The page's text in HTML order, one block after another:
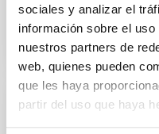
sociales y analizar el
información sobre el
nuestros partners de
web, quienes pueden
que les haya
partir del uso que haya
BIBCODE
NÚMERO DE CITAS 1
CON ÁRBITRO